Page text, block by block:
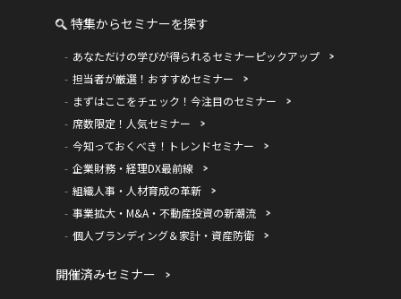
特集からセミナーを探す
あなただけの学びが得られるセミナーピックアップ
担当者が厳選！おすすめセミナー
まずはここをチェック！今注目のセミナー
席数限定！人気セミナー
今知っておくべき！トレンドセミナー
企業財務・経理DX最前線
組織人事・人材育成の革新
事業拡大・M&A・不動産投資の新潮流
個人ブランディング＆家計・資産防衛
開催済みセミナー